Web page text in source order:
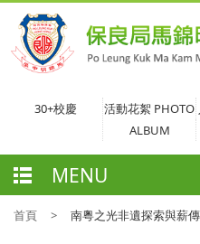
30+校慶
活動花絮 PHOTO
ALBUM
MENU
首頁 > 南粵之光非遺探索與薪